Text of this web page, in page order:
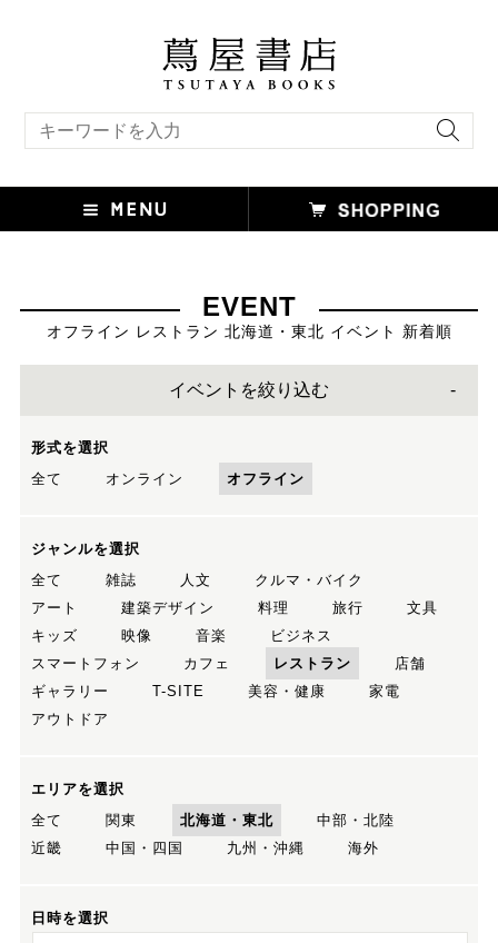
EVENT
オフライン レストラン 北海道・東北 イベント 新着順
イベントを絞り込む
形式を選択
全て
オンライン オフライン
ジャンルを選択
全て
雑誌 人文
クルマ・バイク
アート
建築デザイン 料理 旅行
文具
キッズ
映像 音楽
ビジネス
スマートフォン
カフェ レストラン
店舗
ギャラリー
T-SITE 美容・健康
家電
アウトドア
エリアを選択
全て
関東 北海道・東北
中部・北陸
近畿
中国・四国 九州・沖縄 海外
日時を選択